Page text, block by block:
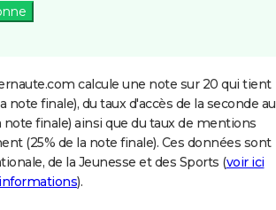
calcule une note sur 20 qui tient
finale), du taux d'accès de la seconde au
finale) ainsi que du taux de mentions
(25% de la note finale). Ces données sont
de la Jeunesse et des Sports (voir ici
).